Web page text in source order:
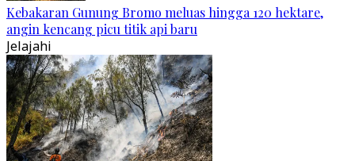
Kebakaran Gunung Bromo meluas hingga 120 hektare,
angin kencang picu titik api baru
Jelajahi